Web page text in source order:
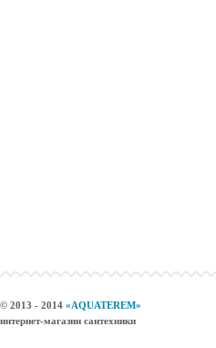
© 2013 - 2014 «AQUATEREM»
интернет-магазин сантехники